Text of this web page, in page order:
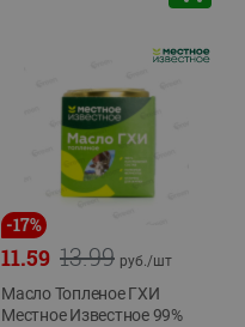
-17%
13.99
11.59 руб./шт
Масло Топленое ГХИ
Местное Известное 99%